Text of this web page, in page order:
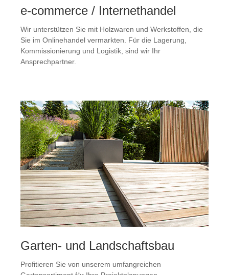
e-commerce / Internethandel
Wir unterstützen Sie mit Holzwaren und Werkstoffen, die
Sie im Onlinehandel vermarkten. Für die Lagerung,
Kommissionierung und Logistik, sind wir Ihr
Ansprechpartner.
Garten- und Landschaftsbau
Profitieren Sie von unserem umfangreichen